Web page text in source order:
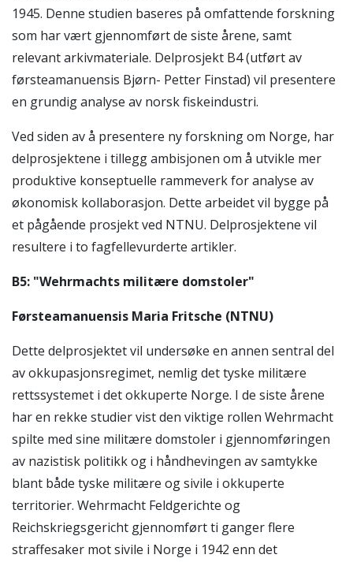
1945. Denne studien baseres på omfattende forskning
som har vært gjennomført de siste årene, samt
relevant arkivmateriale. Delprosjekt B4 (utført av
førsteamanuensis Bjørn- Petter Finstad) vil presentere
en grundig analyse av norsk fiskeindustri.
Ved siden av å presentere ny forskning om Norge, har
delprosjektene i tillegg ambisjonen om å utvikle mer
produktive konseptuelle rammeverk for analyse av
økonomisk kollaborasjon. Dette arbeidet vil bygge på
et pågående prosjekt ved NTNU. Delprosjektene vil
resultere i to fagfellevurderte artikler.
B5: "Wehrmachts militære domstoler"
Førsteamanuensis Maria Fritsche (NTNU)
Dette delprosjektet vil undersøke en annen sentral del
av okkupasjonsregimet, nemlig det tyske militære
rettssystemet i det okkuperte Norge. I de siste årene
har en rekke studier vist den viktige rollen Wehrmacht
spilte med sine militære domstoler i gjennomføringen
av nazistisk politikk og i håndhevingen av samtykke
blant både tyske militære og sivile i okkuperte
territorier. Wehrmacht Feldgerichte og
Reichskriegsgericht gjennomført ti ganger flere
straffesaker mot sivile i Norge i 1942 enn det